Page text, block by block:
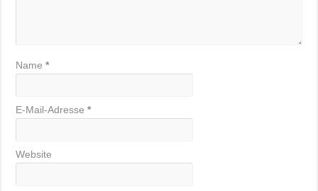
Name*
E-Mail-Adresse*
Website